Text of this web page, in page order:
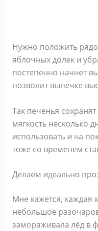
Нужно положить
яблочных долек и
постепенно начнет
позволит выпечке
Так печенья
мягкость несколько
использовать и на
тоже со временем
Делаем идеально
Мне кажется, каждая
небольшое
замораживала лёд в